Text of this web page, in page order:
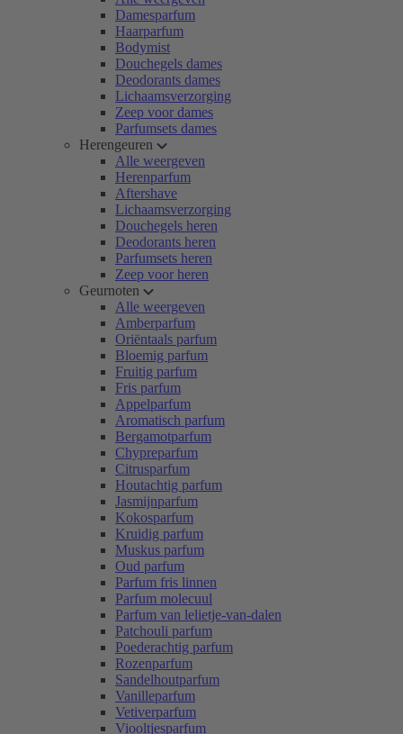
Damesparfum
Haarparfum
Bodymist
Douchegels dames
Deodorants dames
Lichaamsverzorging
Zeep voor dames
Parfumsets dames
Herengeuren
Alle weergeven
Herenparfum
Aftershave
Lichaamsverzorging
Douchegels heren
Deodorants heren
Parfumsets heren
Zeep voor heren
Geurnoten
Alle weergeven
Amberparfum
Oriëntaals parfum
Bloemig parfum
Fruitig parfum
Fris parfum
Appelparfum
Aromatisch parfum
Bergamotparfum
Chypreparfum
Citrusparfum
Houtachtig parfum
Jasmijnparfum
Kokosparfum
Kruidig parfum
Muskus parfum
Oud parfum
Parfum fris linnen
Parfum molecuul
Parfum van lelietje-van-dalen
Patchouli parfum
Poederachtig parfum
Rozenparfum
Sandelhoutparfum
Vanilleparfum
Vetiverparfum
Viooltjesparfum